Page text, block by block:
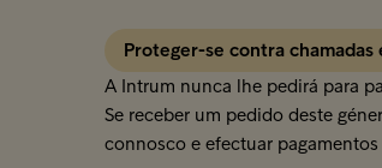
Proteger-se contra
A Intrum nunca lhe pedirá para
Se receber um pedido deste
connosco e efectuar pagamentos